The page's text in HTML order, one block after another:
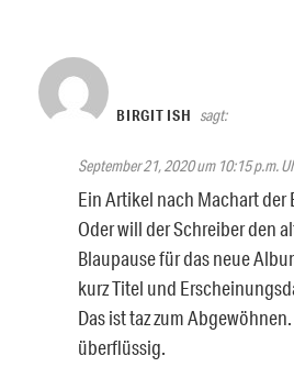
BIRGIT ISH sagt:
September 21, 2020 um 10:15 p.m.
Ein Artikel nach Machart der
Oder will der Schreiber den
Blaupause für das neue
kurz Titel und
Das ist taz zum
überflüssig.